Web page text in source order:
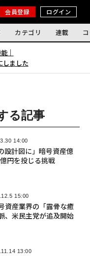
会員登録 ログイン
カテゴリ 連載
｜
しました
る記事
14:00
設計図に」暗号資産億
円を投じる挑戦
15:00
資産業界の「露骨な癒
、米民主党が追及開始
13:00